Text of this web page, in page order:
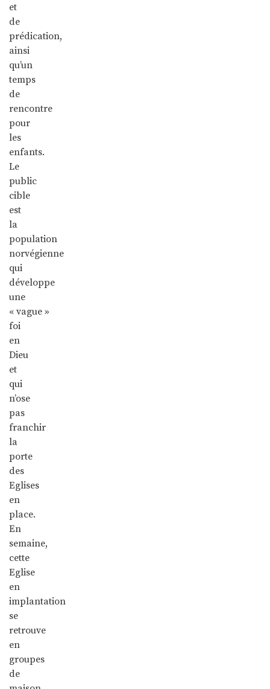
et
de
prédication,
ainsi
qu’un
temps
de
rencontre
pour
les
enfants.
Le
public
cible
est
la
population
norvégienne
qui
développe
une
« vague »
foi
en
Dieu
et
qui
n’ose
pas
franchir
la
porte
des
Eglises
en
place.
En
semaine,
cette
Eglise
en
implantation
se
retrouve
en
groupes
de